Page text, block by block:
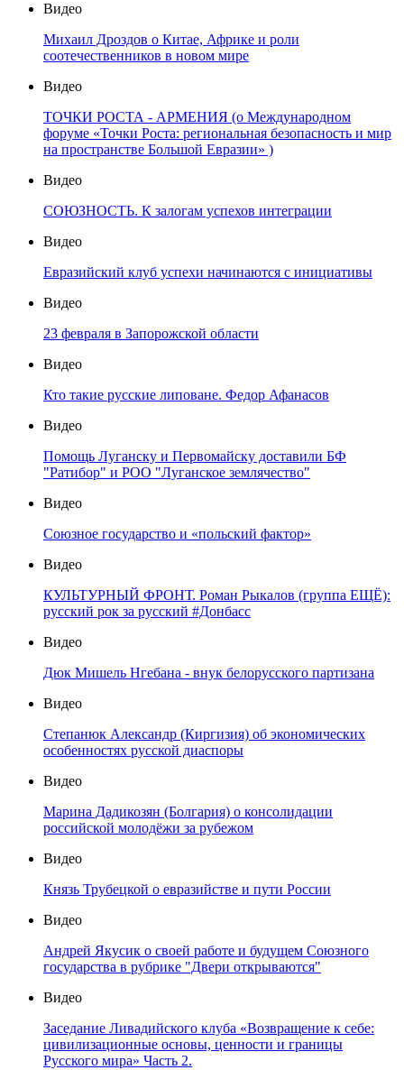
Видео
Михаил Дроздов о Китае, Африке и роли
соотечественников в новом мире
Видео
ТОЧКИ РОСТА - АРМЕНИЯ (о Международном
форуме «Точки Роста: региональная безопасность и мир
на пространстве Большой Евразии» )
Видео
СОЮЗНОСТЬ. К залогам успехов интеграции
Видео
Евразийский клуб успехи начинаются с инициативы
Видео
23 февраля в Запорожской области
Видео
Кто такие русские липоване. Федор Афанасов
Видео
Помощь Луганску и Первомайску доставили БФ
"Ратибор" и РОО "Луганское землячество"
Видео
Союзное государство и «польский фактор»
Видео
КУЛЬТУРНЫЙ ФРОНТ. Роман Рыкалов (группа ЕЩЁ):
русский рок за русский #Донбасс
Видео
Дюк Мишель Нгебана - внук белорусского партизана
Видео
Степанюк Александр (Киргизия) об экономических
особенностях русской диаспоры
Видео
Марина Дадикозян (Болгария) о консолидации
российской молодёжи за рубежом
Видео
Князь Трубецкой о евразийстве и пути России
Видео
Андрей Якусик о своей работе и будущем Союзного
государства в рубрике "Двери открываются"
Видео
Заседание Ливадийского клуба «Возвращение к себе:
цивилизационные основы, ценности и границы
Русского мира» Часть 2.